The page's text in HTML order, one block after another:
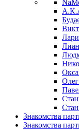
Знакомства
Знакомства